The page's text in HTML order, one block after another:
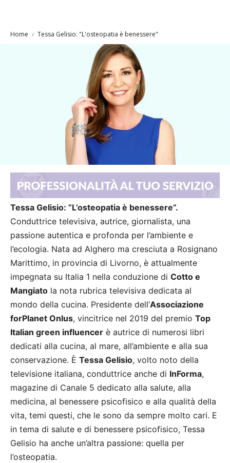
Home Tessa Gelisio: "L'osteopatia è benessere"
Tessa Gelisio: “L’osteopatia è benessere”.
Conduttrice televisiva, autrice, giornalista, una
passione autentica e profonda per l’ambiente e
l’ecologia. Nata ad Alghero ma cresciuta a Rosignano
Marittimo, in provincia di Livorno, è attualmente
impegnata su Italia 1 nella conduzione di Cotto e
Mangiato la nota rubrica televisiva dedicata al
mondo della cucina. Presidente dell’Associazione
forPlanet Onlus, vincitrice nel 2019 del premio Top
Italian green influencer è autrice di numerosi libri
dedicati alla cucina, al mare, all’ambiente e alla sua
conservazione. È Tessa Gelisio, volto noto della
televisione italiana, conduttrice anche di InForma,
magazine di Canale 5 dedicato alla salute, alla
medicina, al benessere psicofisico e alla qualità della
vita, temi questi, che le sono da sempre molto cari. E
in tema di salute e di benessere psicofisico, Tessa
Gelisio ha anche un’altra passione: quella per
l’osteopatia.